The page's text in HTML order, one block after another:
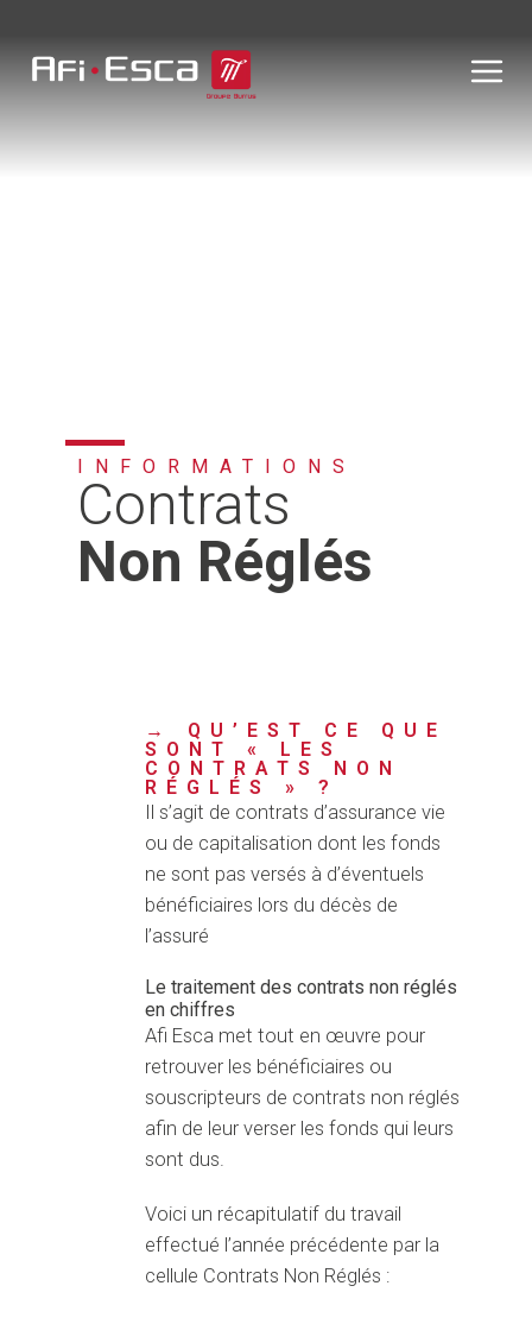
INFORMATIONS
Contrats
Non Réglés
→ QU’EST CE QUE
SONT « LES
CONTRATS NON
RÉGLÉS » ?
Il s’agit de contrats d’assurance vie
ou de capitalisation dont les fonds
ne sont pas versés à d’éventuels
bénéficiaires lors du décès de
l’assuré
Le traitement des contrats non réglés
en chiffres
Afi Esca met tout en œuvre pour
retrouver les bénéficiaires ou
souscripteurs de contrats non réglés
afin de leur verser les fonds qui leurs
sont dus.
Voici un récapitulatif du travail
effectué l’année précédente par la
cellule Contrats Non Réglés :